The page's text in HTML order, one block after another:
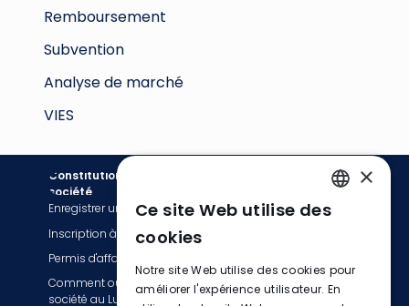
VIES
Analyse de marché
Subvention
Remboursement
Constitution de
société
Services de facturation
Déclaration fiscale et TVA
Enregistrer une société
Inscription à la TVA
Permis d'affaires
Comment ouvrir une
société au Luxembourg :
ENGLISH
GERMAN
×
Ce site Web utilise des
cookies
Notre site Web utilise des cookies pour
améliorer l'expérience utilisateur. En